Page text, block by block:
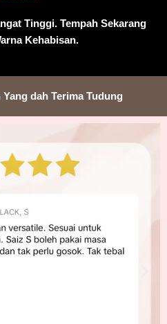
Tinggi. Tempah Sekarang
Kehabisan.
dah Terima Tudung